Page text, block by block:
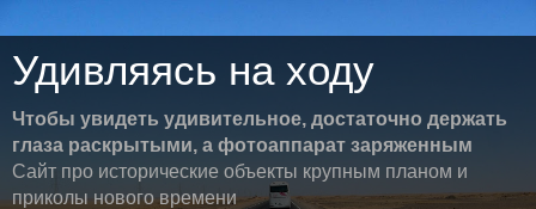
Удивляясь на ходу
Чтобы увидеть удивительное, достаточно держать
глаза раскрытыми, а фотоаппарат заряженным
Сайт про исторические объекты крупным планом и
приколы нового времени